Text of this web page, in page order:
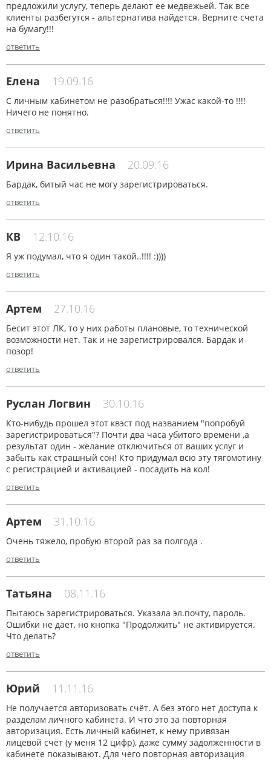
предложили услугу, теперь делают ее медвежьей. Так все
клиенты разбегутся - альтернатива найдется. Верните счета
на бумагу!!!
ответить
Елена 19.09.16
С личным кабинетом не разобраться!!!! Ужас какой-то !!!!
Ничего не понятно.
ответить
Ирина Васильевна 20.09.16
Бардак, битый час не могу зарегистрироваться.
ответить
КВ 12.10.16
Я уж подумал, что я один такой..!!!! :))))
ответить
Артем 27.10.16
Бесит этот ЛК, то у них работы плановые, то технической
возможности нет. Так и не зарегистрировался. Бардак и
позор!
ответить
Руслан Логвин 30.10.16
Кто-нибудь прошел этот квэст под названием "попробуй
зарегистрироваться"? Почти два часа убитого времени ,а
результат один - желание отключиться от ваших услуг и
забыть как страшный сон! Кто придумал всю эту тягомотину
с регистрацией и активацией - посадить на кол!
ответить
Артем 31.10.16
Очень тяжело, пробую второй раз за полгода .
ответить
Татьяна 08.11.16
Пытаюсь зарегистрироваться. Указала эл.почту, пароль.
Ошибки не дает, но кнопка "Продолжить" не активируется.
Что делать?
ответить
Юрий 11.11.16
Не получается авторизовать счёт. А без этого нет доступа к
разделам личного кабинета. И что это за повторная
авторизация. Есть личный кабинет, к нему привязан
лицевой счёт (у меня 12 цифр), даже сумму задолженности в
кабинете показывают. Для чего повторная авторизация